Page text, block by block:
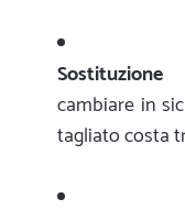
cambiare in
tagliato costa